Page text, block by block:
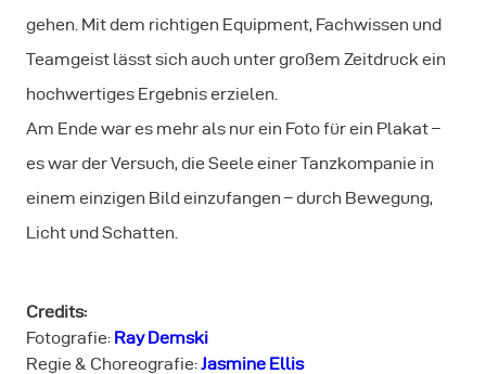
gehen. Mit dem richtigen Equipment, Fachwissen und
Teamgeist lässt sich auch unter großem Zeitdruck ein
hochwertiges Ergebnis erzielen.
Am Ende war es mehr als nur ein Foto für ein Plakat –
es war der Versuch, die Seele einer Tanzkompanie in
einem einzigen Bild einzufangen – durch Bewegung,
Licht und Schatten.
Credits:
Fotografie: Ray Demski
Regie & Choreografie:Jasmine Ellis